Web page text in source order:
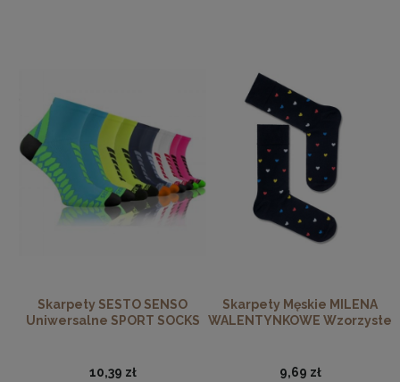
Sportowe i komfortowe bawełniane skarpetki
Skarpetki bawełniane sprawdzają się również podczas
aktywności fizycznej. Modele sportowe zapewniają
dopasowanie, przewiewność i ochronę stóp podczas
treningu, biegania czy spacerów.
Skarpety SESTO SENSO
Uniwersalne SPORT SOCKS
10,39 zł
Skarpety Męskie MILENA
WALENTYNKOWE Wzorzyste
9,69 zł